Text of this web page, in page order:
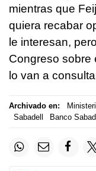
mientras que
quiera recabar
le interesan,
Congreso sobre
lo van a
Archivado en:
Sabadell
Banco